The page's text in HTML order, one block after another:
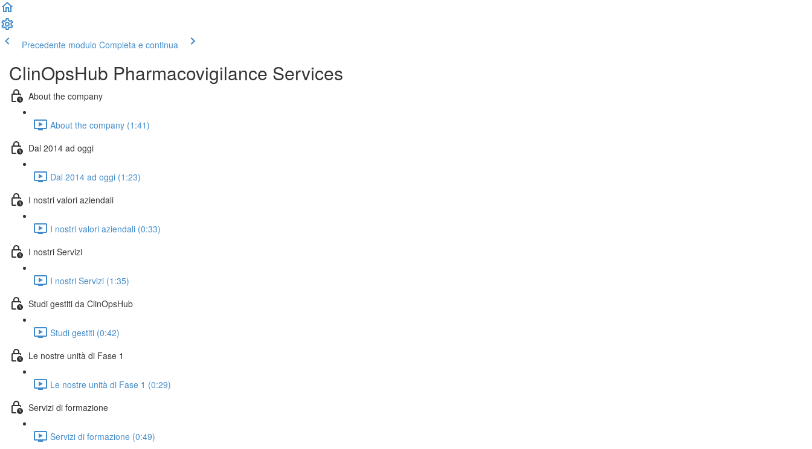
Precedente modulo Completa e continua
ClinOpsHub Pharmacovigilance Services
About the company
About the company (1:41)
Dal 2014 ad oggi
Dal 2014 ad oggi (1:23)
I nostri valori aziendali
I nostri valori aziendali (0:33)
I nostri Servizi
I nostri Servizi (1:35)
Studi gestiti da ClinOpsHub
Studi gestiti (0:42)
Le nostre unità di Fase 1
Le nostre unità di Fase 1 (0:29)
Servizi di formazione
Servizi di formazione (0:49)